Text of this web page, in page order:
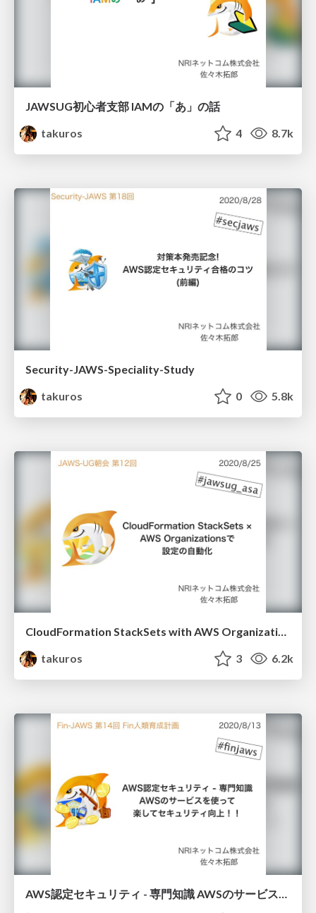
JAWSUG初心者支部 IAMの「あ」の話
takuros
4 8.7k
Security-JAWS-Speciality-Study
takuros
0 5.8k
CloudFormation StackSets with AWS Organizations
takuros
3 6.2k
AWS認定セキュリティ - 専門知識 AWSのサービスを使って楽してセキュリティ向上！！